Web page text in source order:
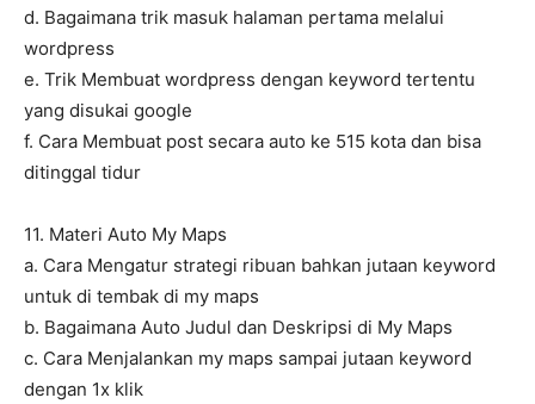
d. Bagaimana trik masuk halaman pertama melalui
wordpress
e. Trik Membuat wordpress dengan keyword tertentu
yang disukai google
f. Cara Membuat post secara auto ke 515 kota dan bisa
ditinggal tidur
11. Materi Auto My Maps
a. Cara Mengatur strategi ribuan bahkan jutaan keyword
untuk di tembak di my maps
b. Bagaimana Auto Judul dan Deskripsi di My Maps
c. Cara Menjalankan my maps sampai jutaan keyword
dengan 1x klik